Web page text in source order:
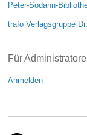
Peter-Sodann-
trafo Verlagsgruppe
Für
Anmelden